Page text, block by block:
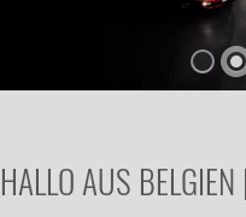
HALLO AUS